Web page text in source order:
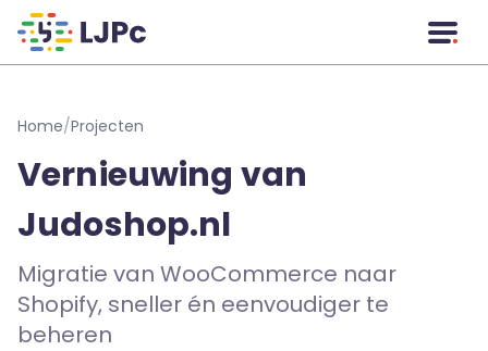
Home/Projecten
Vernieuwing van
Judoshop.nl
Migratie van WooCommerce naar
Shopify, sneller én eenvoudiger te
beheren